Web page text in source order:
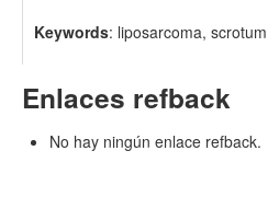
Keywords: liposarcoma, scrotum
Enlaces refback
No hay ningún enlace refback.